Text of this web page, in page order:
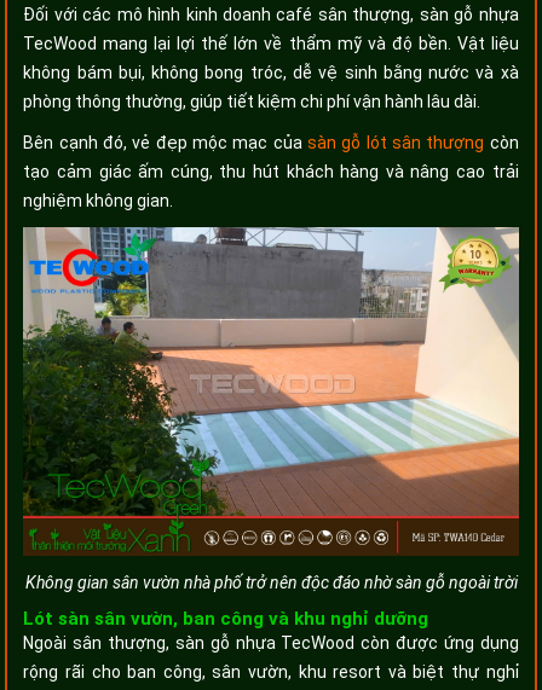
Đối với các mô hình kinh doanh café sân thượng, sàn gỗ nhựa
TecWood mang lại lợi thế lớn về thẩm mỹ và độ bền. Vật liệu
không bám bụi, không bong tróc, dễ vệ sinh bằng nước và xà
phòng thông thường, giúp tiết kiệm chi phí vận hành lâu dài.
Bên cạnh đó, vẻ đẹp mộc mạc của sàn gỗ lót sân thượng còn
tạo cảm giác ấm cúng, thu hút khách hàng và nâng cao trải
nghiệm không gian.
Không gian sân vườn nhà phố trở nên độc đáo nhờ sàn gỗ ngoài trời
Lót sàn sân vườn, ban công và khu nghỉ dưỡng
Ngoài sân thượng, sàn gỗ nhựa TecWood còn được ứng dụng
rộng rãi cho ban công, sân vườn, khu resort và biệt thự nghỉ